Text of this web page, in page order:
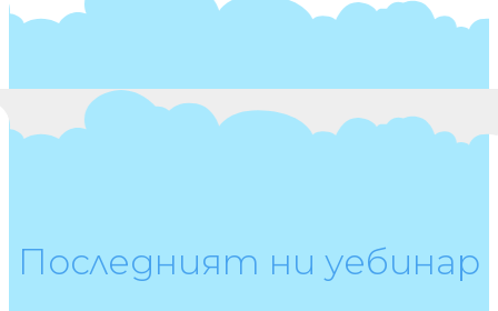
Последният ни уебинар